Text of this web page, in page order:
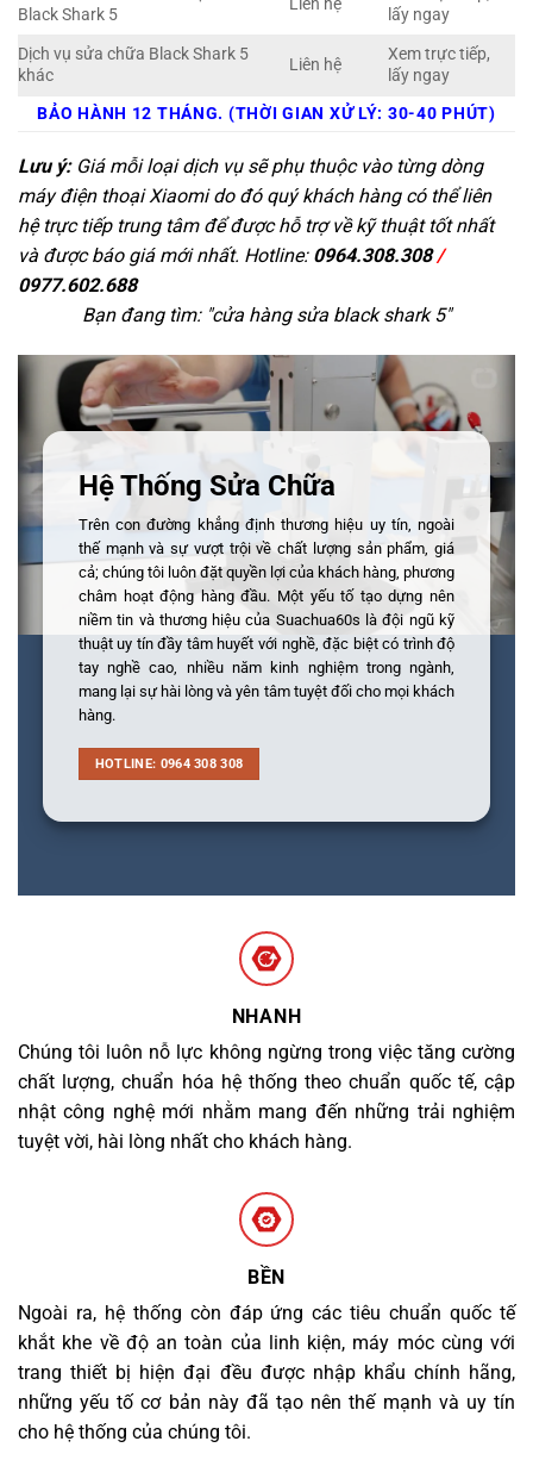
Black Shark 5
lấy ngay
Dịch vụ sửa chữa Black Shark 5
khác
Liên hệ
Xem trực tiếp,
lấy ngay
BẢO HÀNH 12 THÁNG. (THỜI GIAN XỬ LÝ: 30-40 PHÚT)
Lưu ý:Giá mỗi loại dịch vụ sẽ phụ thuộc vào từng dòng
máy điện thoại Xiaomi do đó quý khách hàng có thể liên
hệ trực tiếp trung tâm để được hỗ trợ về kỹ thuật tốt nhất
và được báo giá mới nhất. Hotline: 0964.308.308/
0977.602.688
Bạn đang tìm: "cửa hàng sửa black shark 5"
Hệ Thống Sửa Chữa
Trên con đường khẳng định thương hiệu uy tín, ngoài
thế mạnh và sự vượt trội về chất lượng sản phẩm, giá
cả; chúng tôi luôn đặt quyền lợi của khách hàng, phương
châm hoạt động hàng đầu. Một yếu tố tạo dựng nên
niềm tin và thương hiệu của Suachua60s là đội ngũ kỹ
thuật uy tín đầy tâm huyết với nghề, đặc biệt có trình độ
tay nghề cao, nhiều năm kinh nghiệm trong ngành,
mang lại sự hài lòng và yên tâm tuyệt đối cho mọi khách
hàng.
HOTLINE: 0964 308 308
NHANH
Chúng tôi luôn nỗ lực không ngừng trong việc tăng cường
chất lượng, chuẩn hóa hệ thống theo chuẩn quốc tế, cập
nhật công nghệ mới nhằm mang đến những trải nghiệm
tuyệt vời, hài lòng nhất cho khách hàng.
BỀN
Ngoài ra, hệ thống còn đáp ứng các tiêu chuẩn quốc tế
khắt khe về độ an toàn của linh kiện, máy móc cùng với
trang thiết bị hiện đại đều được nhập khẩu chính hãng,
những yếu tố cơ bản này đã tạo nên thế mạnh và uy tín
cho hệ thống của chúng tôi.